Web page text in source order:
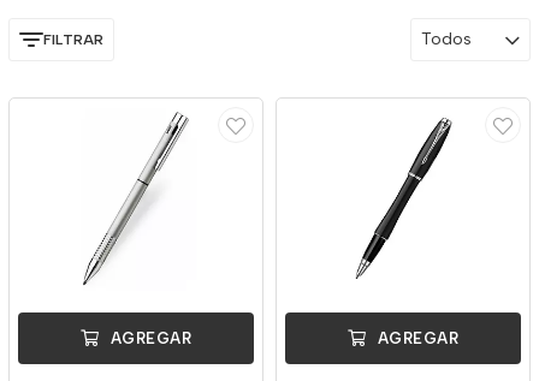
FILTRAR Todos
AGREGAR AGREGAR